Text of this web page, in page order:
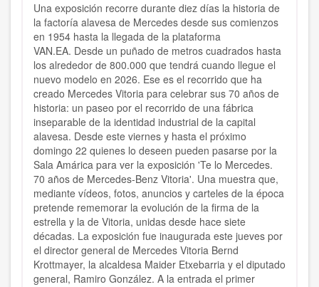
Una exposición recorre durante diez días la historia de
la factoría alavesa de Mercedes desde sus comienzos
en 1954 hasta la llegada de la plataforma
VAN.EA. Desde un puñado de metros cuadrados hasta
los alrededor de 800.000 que tendrá cuando llegue el
nuevo modelo en 2026. Ese es el recorrido que ha
creado Mercedes Vitoria para celebrar sus 70 años de
historia: un paseo por el recorrido de una fábrica
inseparable de la identidad industrial de la capital
alavesa. Desde este viernes y hasta el próximo
domingo 22 quienes lo deseen pueden pasarse por la
Sala Amárica para ver la exposición 'Te lo Mercedes.
70 años de Mercedes-Benz Vitoria'. Una muestra que,
mediante vídeos, fotos, anuncios y carteles de la época
pretende rememorar la evolución de la firma de la
estrella y la de Vitoria, unidas desde hace siete
décadas. La exposición fue inaugurada este jueves por
el director general de Mercedes Vitoria Bernd
Krottmayer, la alcaldesa Maider Etxebarria y el diputado
general, Ramiro González. A la entrada el primer